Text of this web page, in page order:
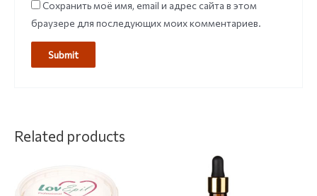
Сохранить моё имя, email и адрес сайта в этом
браузере для последующих моих комментариев.
Related products